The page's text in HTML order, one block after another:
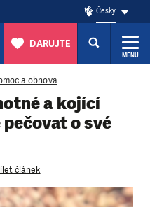
Česky
DARUJTE
MENU
a obnova
a kojící
o své
článek